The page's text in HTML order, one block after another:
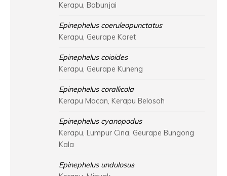
Kerapu, Babunjai
Epinephelus coeruleopunctatus
Kerapu, Geurape Karet
Epinephelus coioides
Kerapu, Geurape Kuneng
Epinephelus corallicola
Kerapu Macan, Kerapu Belosoh
Epinephelus cyanopodus
Kerapu, Lumpur Cina, Geurape Bungong
Kala
Epinephelus undulosus